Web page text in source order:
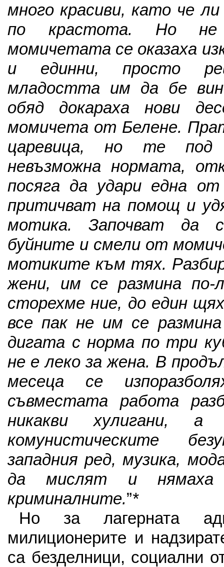
много красиви, като че
по крастота. Но не
момичетата се оказаха
и единни, просто
младостта им да бе
обяд докараха нови
момичета от Белене.
царевица, но те
невъзможна нормата,
посяга да удари една
притичват на помощ и
мотика. Започват да
буйните и смели от
мотиките към тях.
жени, им се размина по-
сторехме ние, до един
все пак не им се
дигата с норма по три
не е леко за жена. В
месеца се
съвместата работа
никакви хулигани, а
комунистическите
западния ред, музика,
да мислят и
криминалните.”*
Но за лагерната
милиционерите и
са безделници, социални